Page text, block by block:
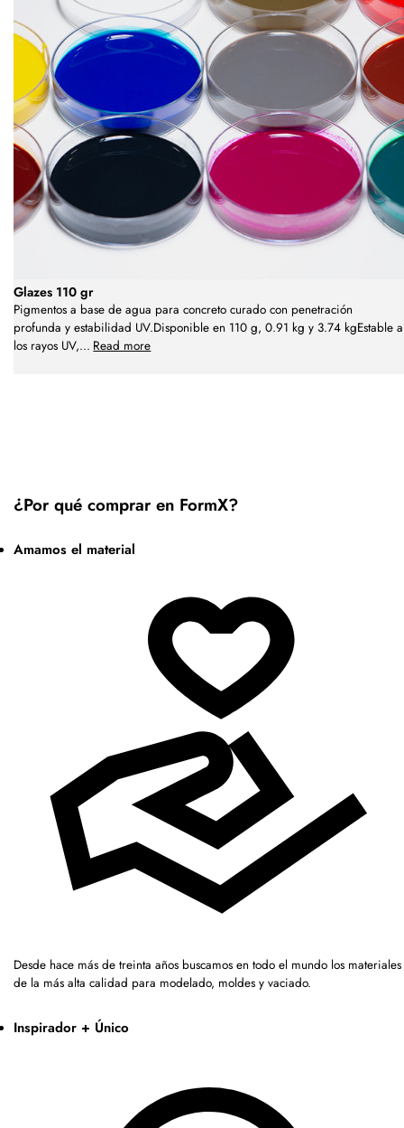
Glazes 110 gr
Pigmentos a base de agua para concreto curado con penetración
profunda y estabilidad UV.Disponible en 110 g, 0.91 kg y 3.74 kgEstable a
los rayos UV,... Read more
¿Por qué comprar en FormX?
Amamos el material
Desde hace más de treinta años buscamos en todo el mundo los materiales
de la más alta calidad para modelado, moldes y vaciado.
Inspirador + Único